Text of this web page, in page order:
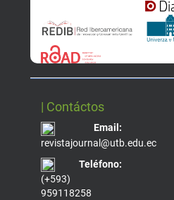
| Contáctos
Email:
revistajournal@utb.edu.ec
Teléfono:
(+593)
959118258